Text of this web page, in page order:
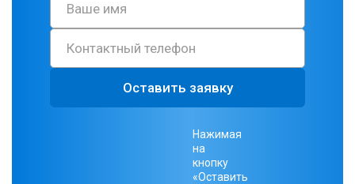
Оставить заявку
Нажимая
на
кнопку
«Оставить